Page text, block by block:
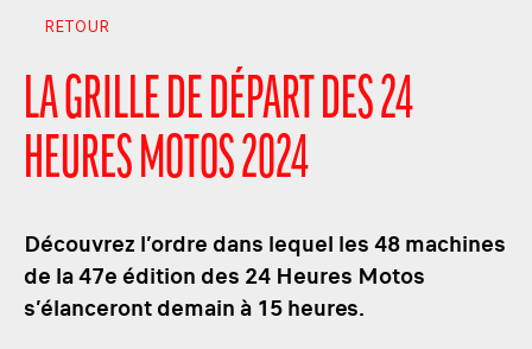
RETOUR
LA GRILLE DE DÉPART DES 24
HEURES MOTOS 2024
Découvrez l’ordre dans lequel les 48 machines
de la 47e édition des 24 Heures Motos
s’élanceront demain à 15 heures.